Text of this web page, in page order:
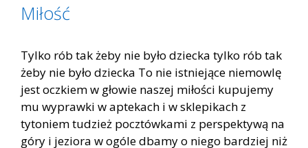
Miłość
Tylko rób tak żeby nie było dziecka tylko rób tak
żeby nie było dziecka To nie istniejące niemowlę
jest oczkiem w głowie naszej miłości kupujemy
mu wyprawki w aptekach i w sklepikach z
tytoniem tudzież pocztówkami z perspektywą na
góry i jeziora w ogóle dbamy o niego bardziej niż